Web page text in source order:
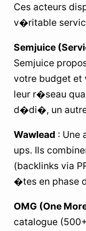
Ces acteurs
v�ritable
Semjuice
Semjuice
votre budget et
leur r�seau
d�di�, un
Wawlead : Une
ups. Ils
(backlinks via
�tes en phase
OMG (One
catalogue